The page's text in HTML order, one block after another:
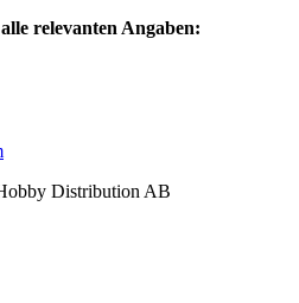
relevanten Angaben:
Distribution AB